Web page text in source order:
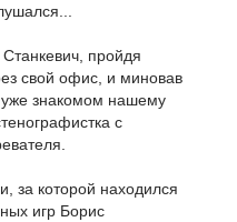
пройдя
свой офис, и миновав
знакомом нашему
с
за которой находился
игр Борис